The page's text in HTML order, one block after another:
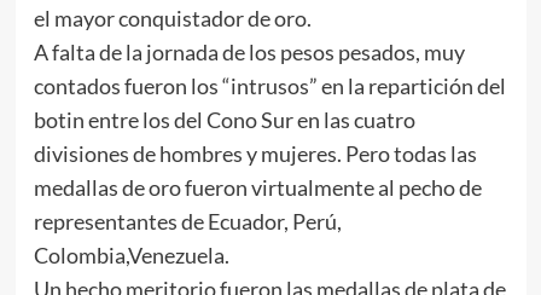
el mayor conquistador de oro.
A falta de la jornada de los pesos pesados, muy
contados fueron los “intrusos” en la repartición del
botin entre los del Cono Sur en las cuatro
divisiones de hombres y mujeres. Pero todas las
medallas de oro fueron virtualmente al pecho de
representantes de Ecuador, Perú,
Colombia,Venezuela.
Un hecho meritorio fueron las medallas de plata de